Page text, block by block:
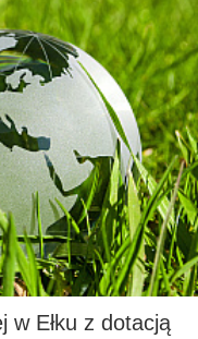
w Ełku z dotacją